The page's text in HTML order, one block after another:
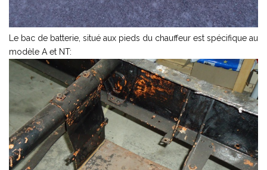
Le bac de batterie, situé aux pieds du chauffeur est spécifique au
modèle A et NT: